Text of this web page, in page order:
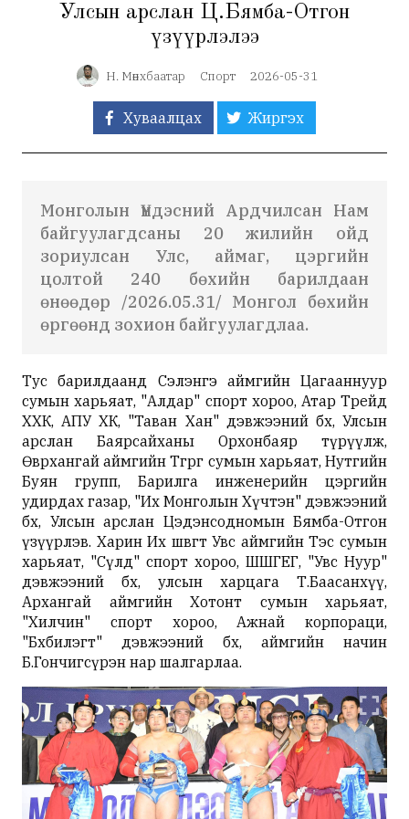
Улсын арслан Ц.Бямба-Отгон
үзүүрлэлээ
Н. Мөнхбаатар Спорт 2026-05-31
Хуваалцах Жиргэх
Монголын Үндэсний Ардчилсан Нам
байгуулагдсаны 20 жилийн ойд
зориулсан Улс, аймаг, цэргийн
цолтой 240 бөхийн барилдаан
өнөөдөр /2026.05.31/ Монгол бөхийн
өргөөнд зохион байгуулагдлаа.
Тус барилдаанд Сэлэнгэ аймгийн Цагааннуур
сумын харьяат, "Алдар" спорт хороо, Атар Трейд
ХХК, АПУ ХК, "Таван Хан" дэвжээний бөх, Улсын
арслан Баярсайханы Орхонбаяр түрүүлж,
Өвөрхангай аймгийн Төгрөг сумын харьяат, Нутгийн
Буян групп, Барилга инженерийн цэргийн
удирдах газар, "Их Монголын Хүчтэн" дэвжээний
бөх, Улсын арслан Цэдэнсодномын Бямба-Отгон
үзүүрлэв. Харин Их шөвөгт Увс аймгийн Тэс сумын
харьяат, "Сүлд" спорт хороо, ШШГЕГ, "Увс Нуур"
дэвжээний бөх, улсын харцага Т.Баасанхүү,
Архангай аймгийн Хотонт сумын харьяат,
"Хилчин" спорт хороо, Ажнай корпораци,
"Бөхбилэгт" дэвжээний бөх, аймгийн начин
Б.Гончигсүрэн нар шалгарлаа.